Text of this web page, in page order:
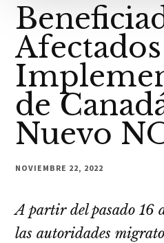
de
Nuevo
NOVIEMBRE 22, 2022
A partir del pasado 16
las autoridades